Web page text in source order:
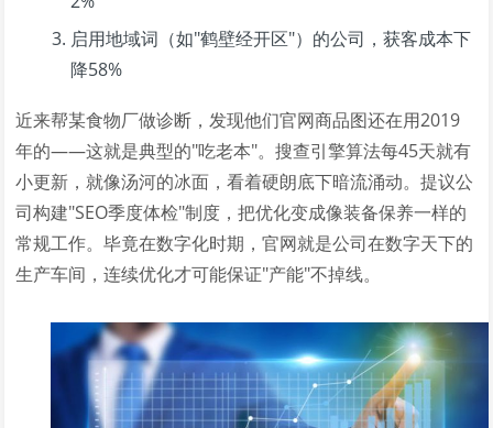
启用地域词（如"鹤壁经开区"）的公司，获客成本下
降58%
近来帮某食物厂做诊断，发现他们官网商品图还在用2019
年的——这就是典型的"吃老本"。搜查引擎算法每45天就有
小更新，就像汤河的冰面，看着硬朗底下暗流涌动。提议公
司构建"SEO季度体检"制度，把优化变成像装备保养一样的
常规工作。毕竟在数字化时期，官网就是公司在数字天下的
生产车间，连续优化才可能保证"产能"不掉线。